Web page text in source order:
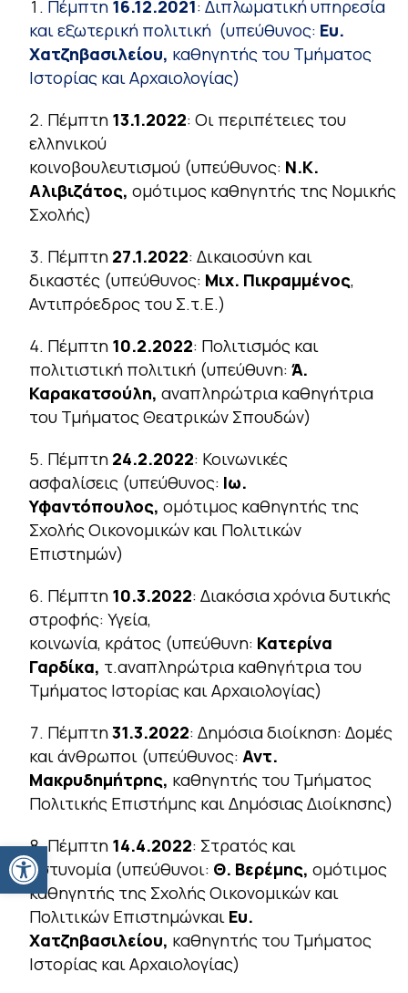
Ανοίξτε τη γραμμή εργαλείων
Πέμπτη 16.12.2021: Διπλωματική υπηρεσία
και εξωτερική πολιτική (υπεύθυνος: Ευ.
Χατζηβασιλείου, καθηγητής του Τμήματος
Ιστορίας και Αρχαιολογίας)
Πέμπτη 13.1.2022: Οι περιπέτειες του
ελληνικού
κοινοβουλευτισμού (υπεύθυνος: Ν.Κ.
Αλιβιζάτος, ομότιμος καθηγητής της Νομικής
Σχολής)
Πέμπτη 27.1.2022: Δικαιοσύνη και
δικαστές (υπεύθυνος: Μιχ. Πικραμμένος,
Αντιπρόεδρος του Σ.τ.Ε.)
Πέμπτη 10.2.2022: Πολιτισμός και
πολιτιστική πολιτική (υπεύθυνη: Ά.
Καρακατσούλη, αναπληρώτρια καθηγήτρια
του Τμήματος Θεατρικών Σπουδών)
Πέμπτη 24.2.2022: Κοινωνικές
ασφαλίσεις (υπεύθυνος: Ιω.
Υφαντόπουλος, ομότιμος καθηγητής της
Σχολής Οικονομικών και Πολιτικών
Επιστημών)
Πέμπτη 10.3.2022: Διακόσια χρόνια δυτικής
στροφής: Υγεία,
κοινωνία, κράτος (υπεύθυνη: Κατερίνα
Γαρδίκα, τ.αναπληρώτρια καθηγήτρια του
Τμήματος Ιστορίας και Αρχαιολογίας)
Πέμπτη31.3.2022: Δημόσια διοίκηση: Δομές
και άνθρωποι (υπεύθυνος: Αντ.
Μακρυδημήτρης, καθηγητής του Τμήματος
Πολιτικής Επιστήμης και Δημόσιας Διοίκησης)
Πέμπτη 14.4.2022: Στρατός και
αστυνομία (υπεύθυνοι: Θ. Βερέμης, ομότιμος
καθηγητής της Σχολής Οικονομικών και
Πολιτικών Επιστημώνκαι Ευ.
Χατζηβασιλείου, καθηγητής του Τμήματος
Ιστορίας και Αρχαιολογίας)